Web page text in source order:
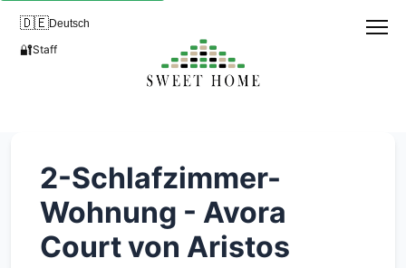
🇩🇪Deutsch
🔐Staff
2-Schlafzimmer-
Wohnung - Avora
Court von Aristos